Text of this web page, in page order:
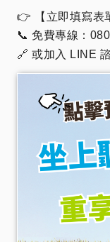
👉 【立即填寫表
📞 免費專線：
🔗 或加入 LINE 諮